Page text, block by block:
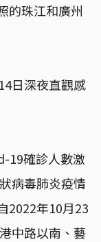
的珠江和廣州
日深夜直觀感
19確診人數激
病毒肺炎疫情
2022年10月23
中路以南、藝